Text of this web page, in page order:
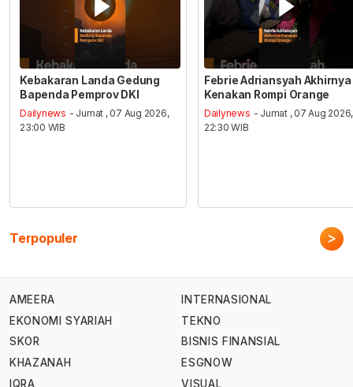
Kebakaran Landa Gedung
Bapenda Pemprov DKI
Dailynews - Jumat , 07 Aug 2026,
23:00 WIB
Febrie Adriansyah Akhirnya
Kenakan Rompi Orange
Dailynews - Jumat , 07 Aug 2026,
22:30 WIB
Terpopuler >
AMEERA
EKONOMI SYARIAH
SKOR
KHAZANAH
IQRA
INTERNASIONAL
TEKNO
BISNIS FINANSIAL
ESGNOW
VISUAL